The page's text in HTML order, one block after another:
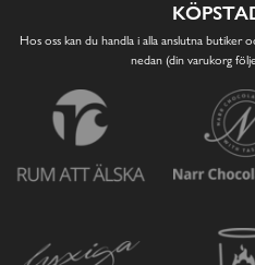
Hos oss kan du handla i alla anslutna butiker
nedan (din varukorg